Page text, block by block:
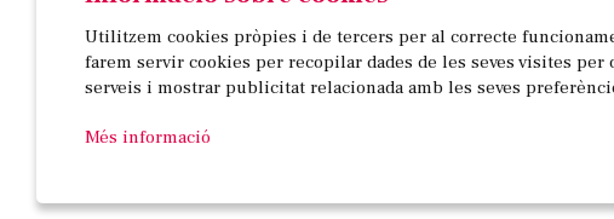
Passeig de la Indústria, 25, 3a planta | 17820 Banyoles
972 58 18 48 | 972 57 00 50
Utilitzem cookies pròpies i de tercers per al correcte
farem servir cookies per recopilar dades de les seves visites
serveis i mostrar publicitat relacionada amb les seves
Més informació